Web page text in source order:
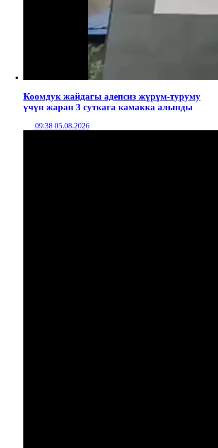
Коомдук жайдагы адепсиз жүрүм-туруму
үчүн жаран 3 суткага камакка алынды
09:38 05.08.2026